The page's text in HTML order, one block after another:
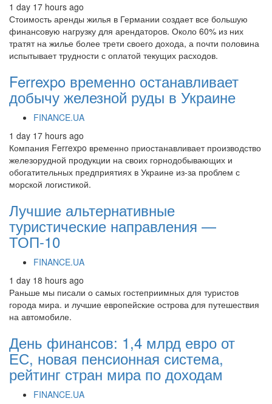
1 day 17 hours ago
Стоимость аренды жилья в Германии создает все большую
финансовую нагрузку для арендаторов. Около 60% из них
тратят на жилье более трети своего дохода, а почти половина
испытывает трудности с оплатой текущих расходов.
Ferrexpo временно останавливает
добычу железной руды в Украине
FINANCE.UA
1 day 17 hours ago
Компания Ferrexpo временно приостанавливает производство
железорудной продукции на своих горнодобывающих и
обогатительных предприятиях в Украине из-за проблем с
морской логистикой.
Лучшие альтернативные
туристические направления —
ТОП-10
FINANCE.UA
1 day 18 hours ago
Раньше мы писали о самых гостеприимных для туристов
города мира. и лучшие европейские острова для путешествия
на автомобиле.
День финансов: 1,4 млрд евро от
ЕС, новая пенсионная система,
рейтинг стран мира по доходам
FINANCE.UA